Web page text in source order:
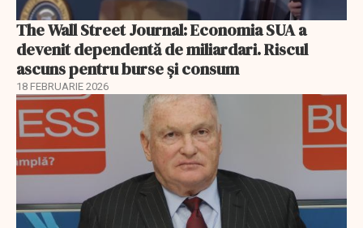
The Wall Street Journal: Economia SUA a
devenit dependentă de miliardari. Riscul
ascuns pentru burse și consum
18 FEBRUARIE 2026
EXCLUSIV